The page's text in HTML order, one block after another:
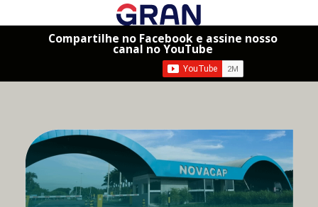
Compartilhe no Facebook e assine nosso
canal no YouTube